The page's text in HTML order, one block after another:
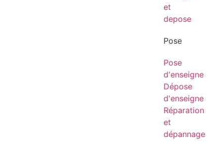
Pose
Pose
d'enseigne
Dépose
d'enseigne
Réparation
et
dépannage